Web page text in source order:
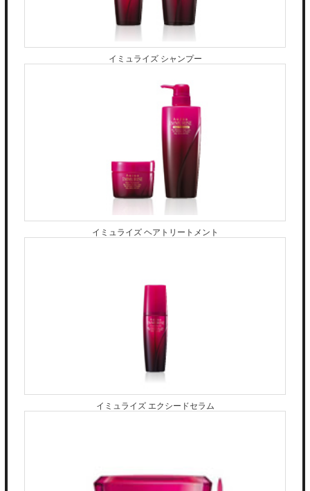
分け目がいつも一緒でペタっとなってしまう。。。
てっぺんが薄くなってきた。。。
などなどフンワリボリュームを出したい方におすすめの
メニューとなっています(^-^)！！ 1、2ヶ月に一度、リ
ペアをして頂く事も出来るいので少ない本数の付け足し
で、理想のヘアスタイルがキープ出来ます☆
是非一度お試し下さい♡ ご予約はこちらから
※アートなどをしたい方は別途ご料金がか
かります。ご予約時にお伝え下さい。
ます♪
スクラブもついてツルツルの足裏になれま
ご予約はこちらから⇨heelginza.bionly.net
08094383976
中央区銀座3-11-19エスティ
メゾン銀座807
てっぺんが薄くなってきた。。。
などなどフンワリボリュームを出したい方
におすすめのメニューとなっています(^-
^)！！ 1、2ヶ月に一度、リペアをして頂く
事も出来るいので少ない本数の付け足し
☆
イミュライズ シャンプー
イミュライズ ヘアトリートメント
イミュライズ エクシードセラム